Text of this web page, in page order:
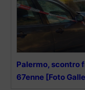
Palermo, scontro
67enne [Foto